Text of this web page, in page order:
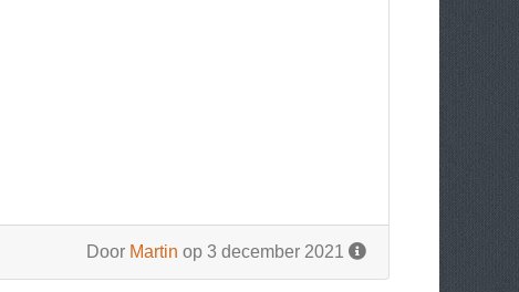
Door Martin op 3 december 2021